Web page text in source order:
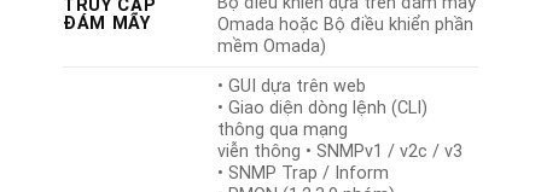
TRUY CẬP
ĐÁM MÂY
Omada hoặc Bộ điều khiển phần
mềm Omada)
• GUI dựa trên web
• Giao diện dòng lệnh (CLI)
thông qua mạng
viễn thông • SNMPv1 / v2c / v3
• SNMP Trap / Inform